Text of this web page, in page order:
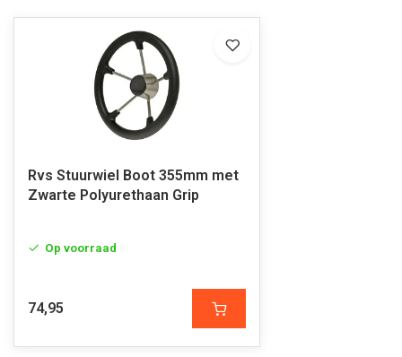
Rvs Stuurwiel Boot 355mm met
Zwarte Polyurethaan Grip
Op voorraad
74,95